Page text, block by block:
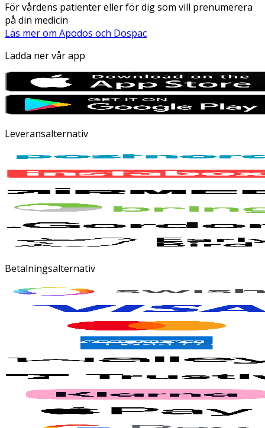
För vårdens patienter eller för dig som vill prenumerera
på din medicin
Läs mer om Apodos och Dospac
Ladda ner vår app
Leveransalternativ
Betalningsalternativ